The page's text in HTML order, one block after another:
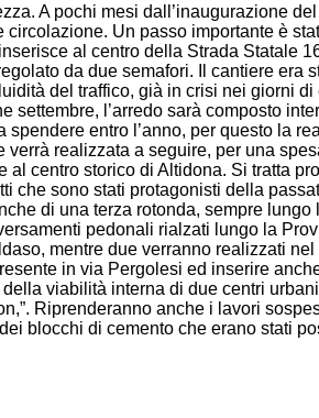
A pochi mesi dall’inaugurazione
Un passo importante è
al centro della Strada Statale
da due semafori. Il cantiere era
del traffico, già in crisi nei giorni
l’arredo sarà composto
entro l’anno, per questo la
realizzata a seguire, per una
centro storico di Altidona. Si tratta
che sono stati protagonisti della
di una terza rotonda, sempre
pedonali rialzati lungo la
mentre due verranno realizzati
in via Pergolesi ed inserire
viabilità interna di due centri
Riprenderanno anche i lavori
blocchi di cemento che erano stati